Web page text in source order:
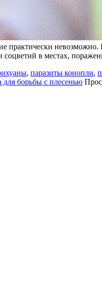
практически
соцветий в местах,
, паразиты конопли,
для борьбы с плесенью